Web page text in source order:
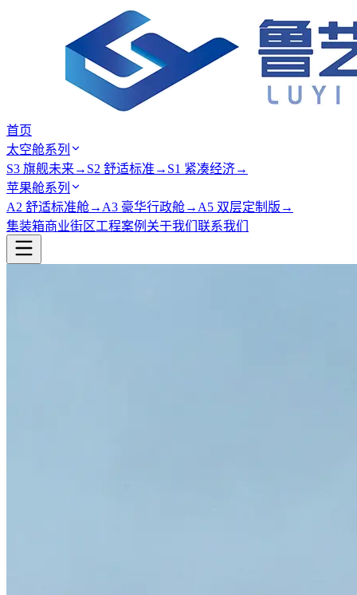
首页
太空舱系列
S3 旗舰未来→ S2 舒适标准 → S1 紧凑经济→
苹果舱系列
A2 舒适标准舱→ A3 豪华行政舱→ A5 双层定制版 →
集装箱商业街区工程案例 关于我们 联系我们